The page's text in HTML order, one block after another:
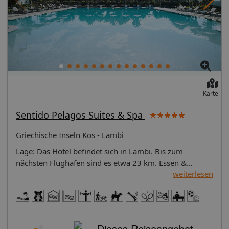
Liegestühle: gegen Gebühr, Fremdanbieter,
Sonnenschirme: gegen Gebühr, Fremdanbieter Hinweis
für Personen mit eingeschränkter Mobilität: Dieses
trotzdem Ihren individuellen Bedürfnissen entspricht,
Karte
Sentido Pelagos Suites & Spa
Griechische Inseln Kos - Lambi
Lage: Das Hotel befindet sich in Lambi. Bis zum
nächsten Flughafen sind es etwa 23 km. Essen &
Trinken (je nach Saison verfügbar): Folgende
Frühstück, Halbpension, Vollpension und All Inclusive.
Frühstücksbuffet. Halbpension: Zum Frühstück und
weiterlesen